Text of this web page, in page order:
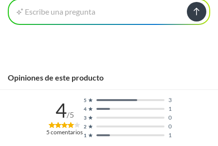
Escribe una pregunta
Opiniones de este producto
4/5
5 comentarios 1 1
2 0
3 0
4 1
5 3